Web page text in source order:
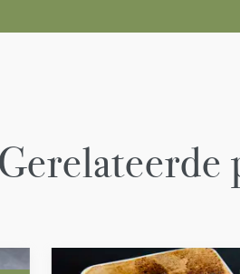
Gerelateerde